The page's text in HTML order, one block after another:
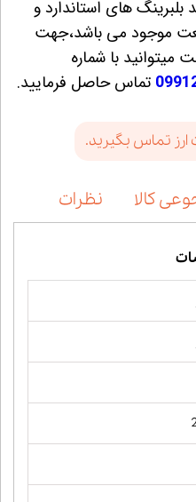
بلبرینگ های استاندارد و
موجود می باشد،جهت
میتوانید با شماره
تماس حاصل فرمایید.
تماس بگیرید.
کالا نظرات